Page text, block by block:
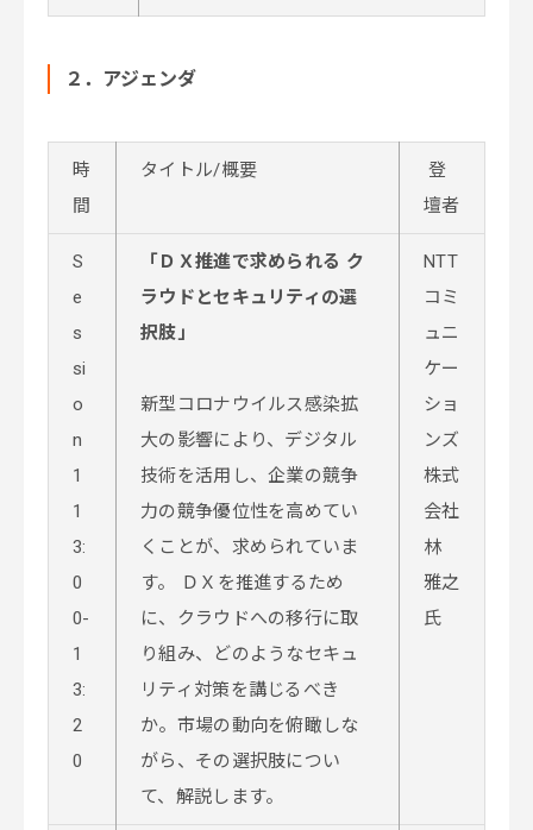
２．アジェンダ
時
間
タイトル/概要
登
壇者
S
e
s
si
o
n
1
1
3:
0
0-
1
3:
2
0
「ＤＸ推進で求められる ク
ラウドとセキュリティの選
択肢」
新型コロナウイルス感染拡
大の影響により、デジタル
技術を活用し、企業の競争
力の競争優位性を高めてい
くことが、求められていま
す。 ＤＸを推進するため
に、クラウドへの移行に取
り組み、どのようなセキュ
リティ対策を講じるべき
か。市場の動向を俯瞰しな
がら、その選択肢につい
て、解説します。
NTT
コミ
ュニ
ケー
ショ
ンズ
株式
会社
林
雅之
氏